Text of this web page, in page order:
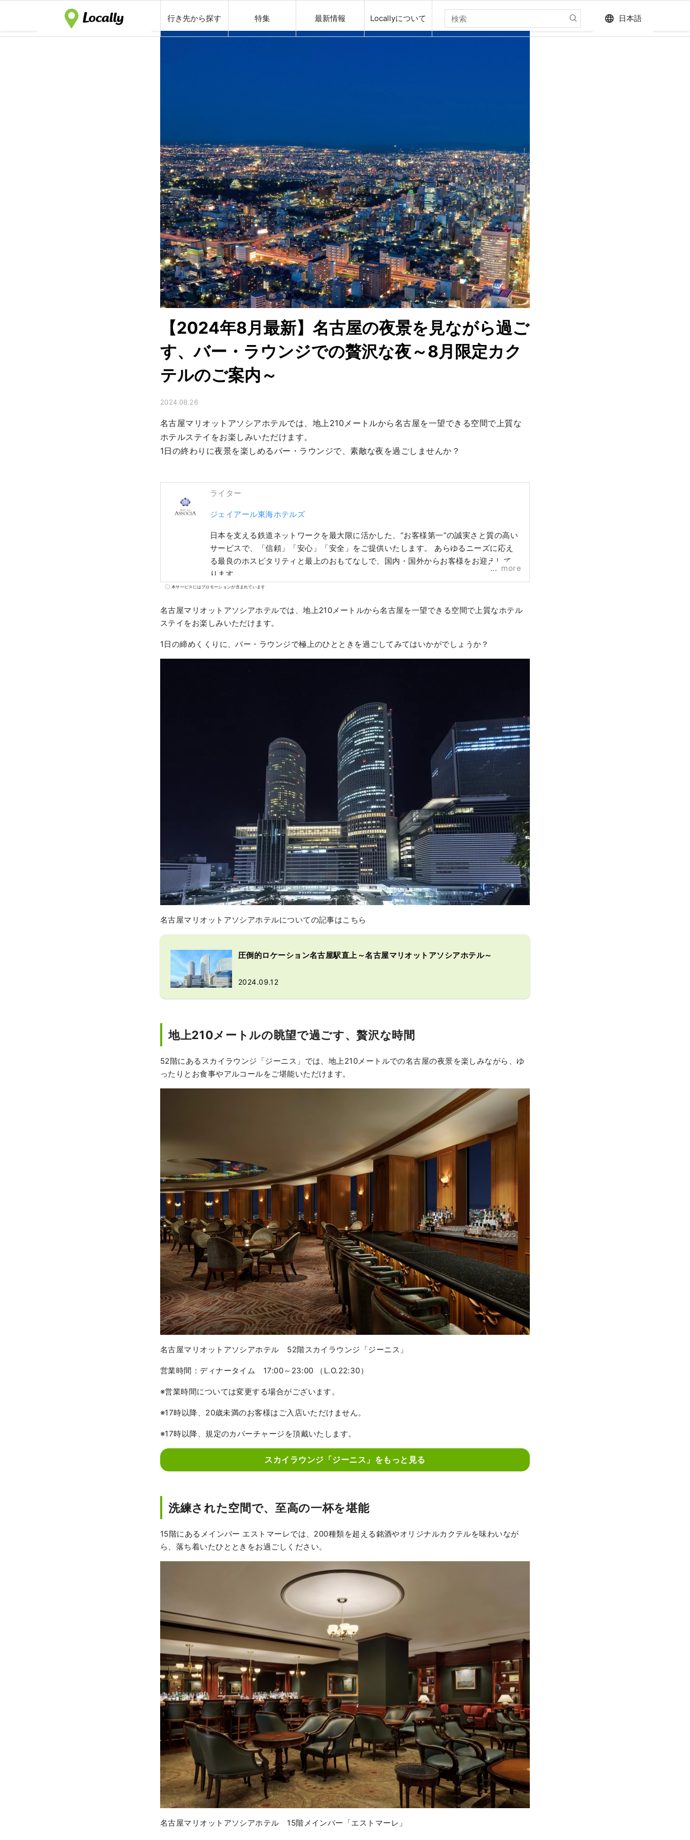
行き先から探す 特集 最新情報 Locallyについて language 日本語
【2024年8月最新】名古屋の夜景を見ながら過ご
す、バー・ラウンジでの贅沢な夜～8月限定カク
テルのご案内～
2024.08.26
名古屋マリオットアソシアホテルでは、地上210メートルから名古屋を一望できる空間で上質な
ホテルステイをお楽しみいただけます。
1日の終わりに夜景を楽しめるバー・ラウンジで、素敵な夜を過ごしませんか？
ライター
ジェイアール東海ホテルズ
日本を支える鉄道ネットワークを最大限に活かした、“お客様第一”の誠実さと質の高い
サービスで、「信頼」「安心」「安全」をご提供いたします。 あらゆるニーズに応え
る最良のホスピタリティと最上のおもてなしで、国内・国外からお客様をお迎えしてお
ります。
more
本サービスにはプロモーションが含まれています
名古屋マリオットアソシアホテルでは、地上210メートルから名古屋を一望できる空間で上質なホテル
ステイをお楽しみいただけます。
1日の締めくくりに、バー・ラウンジで極上のひとときを過ごしてみてはいかがでしょうか？
名古屋マリオットアソシアホテルについての記事はこちら
圧倒的ロケーション名古屋駅直上～名古屋マリオットアソシアホテル～
2024.09.12
地上210メートルの眺望で過ごす、贅沢な時間
52階にあるスカイラウンジ「ジーニス」では、地上210メートルでの名古屋の夜景を楽しみながら、ゆ
ったりとお食事やアルコールをご堪能いただけます。
名古屋マリオットアソシアホテル 52階スカイラウンジ「ジーニス」
営業時間：ディナータイム 17:00～23:00 （L.O.22:30）
※営業時間については変更する場合がございます。
※17時以降、20歳未満のお客様はご入店いただけません。
※17時以降、規定のカバーチャージを頂戴いたします。
スカイラウンジ「ジーニス」をもっと見る
洗練された空間で、至高の一杯を堪能
15階にあるメインバー エストマーレでは、200種類を超える銘酒やオリジナルカクテルを味わいなが
ら、落ち着いたひとときをお過ごしください。
名古屋マリオットアソシアホテル 15階メインバー「エストマーレ」